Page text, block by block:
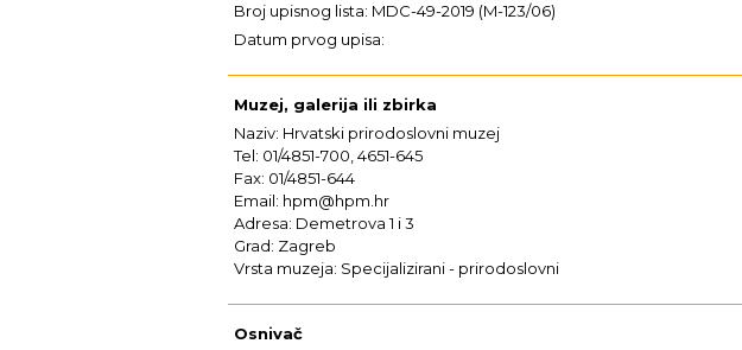
Broj upisnog lista: MDC-49-2019 (M-123/06)
Datum prvog upisa:
Muzej, galerija ili zbirka
Naziv: Hrvatski prirodoslovni muzej
Tel: 01/4851-700, 4651-645
Fax: 01/4851-644
Email: hpm@hpm.hr
Adresa: Demetrova 1 i 3
Grad: Zagreb
Vrsta muzeja: Specijalizirani - prirodoslovni
Osnivač